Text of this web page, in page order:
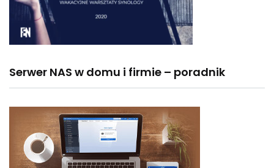
Serwer NAS w domu i firmie – poradnik